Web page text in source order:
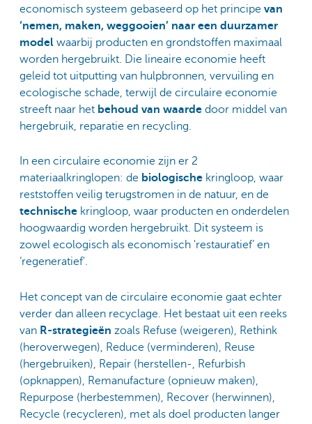
economisch systeem gebaseerd op het principe van
‘nemen, maken, weggooien’ naar een duurzamer
model waarbij producten en grondstoffen maximaal
worden hergebruikt. Die lineaire economie heeft
geleid tot uitputting van hulpbronnen, vervuiling en
ecologische schade, terwijl de circulaire economie
streeft naar het behoud van waarde door middel van
hergebruik, reparatie en recycling.
In een circulaire economie zijn er 2
materiaalkringlopen: de biologische kringloop, waar
reststoffen veilig terugstromen in de natuur, en de
technische kringloop, waar producten en onderdelen
hoogwaardig worden hergebruikt. Dit systeem is
zowel ecologisch als economisch 'restauratief’ en
‘regeneratief'.
Het concept van de circulaire economie gaat echter
verder dan alleen recyclage. Het bestaat uit een reeks
van R-strategieën zoals Refuse (weigeren), Rethink
(heroverwegen), Reduce (verminderen), Reuse
(hergebruiken), Repair (herstellen-, Refurbish
(opknappen), Remanufacture (opnieuw maken),
Repurpose (herbestemmen), Recover (herwinnen),
Recycle (recycleren), met als doel producten langer